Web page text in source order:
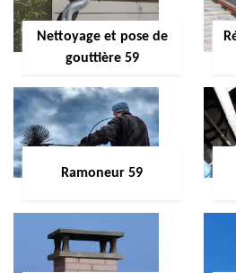
Nettoyage et pose de
gouttière 59
Ramoneur 59